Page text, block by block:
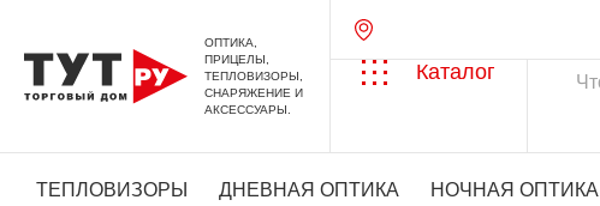
ОПТИКА,
ПРИЦЕЛЫ,
ТЕПЛОВИЗОРЫ,
СНАРЯЖЕНИЕ И
АКСЕССУАРЫ.
Каталог
ТЕПЛОВИЗОРЫ ДНЕВНАЯ ОПТИКА НОЧНАЯ ОПТИКА